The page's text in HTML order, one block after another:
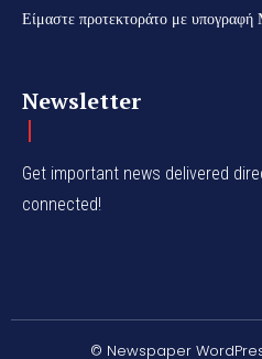
Είμαστε προτεκτοράτο με υπογραφή
Newsletter
Get important news delivered
connected!
© Newspaper